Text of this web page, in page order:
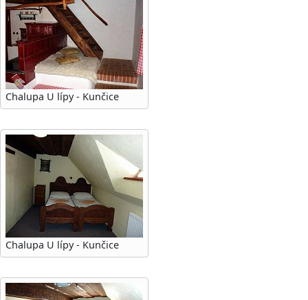
Chalupa U lípy - Kunčice
Chalupa U lípy - Kunčice